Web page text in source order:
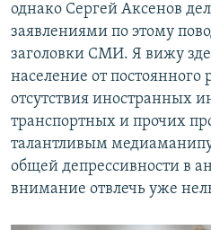
однако Сергей Аксенов
заявлениями по этому
заголовки СМИ. Я вижу
население от
отсутствия иностранных
транспортных и прочих
талантливым
общей депрессивности в
внимание отвлечь уже